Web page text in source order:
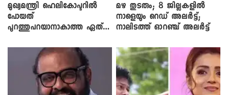
മുഖ്യമന്ത്രി ഹെലികോപ്ടറിൽ
പോയത്
പുറത്തുപറയാനാകാത്ത ഏത്
മഴ തുടരും; 8 ജില്ലകളിൽ
നാളെയും റെഡ് അലർട്ട്;
നാലിടത്ത് ഓറഞ്ച് അലർട്ട്